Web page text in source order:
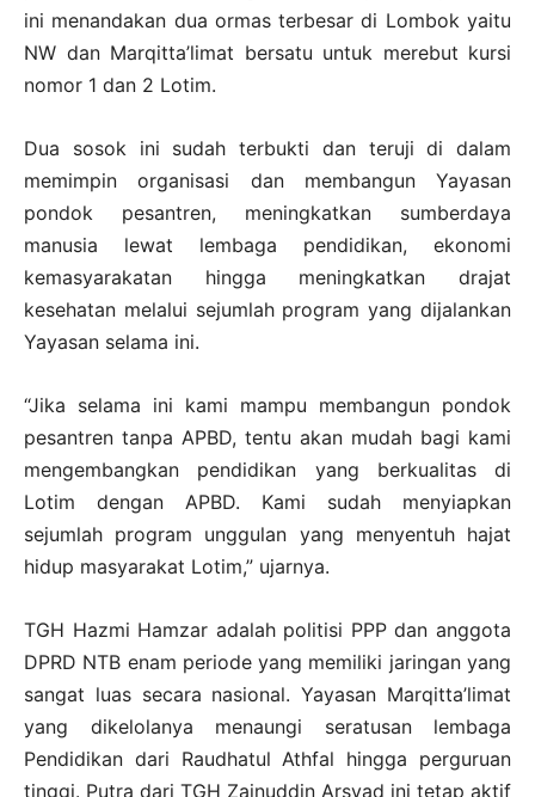
ini menandakan dua ormas terbesar di Lombok yaitu
NW dan Marqitta’limat bersatu untuk merebut kursi
nomor 1 dan 2 Lotim.
Dua sosok ini sudah terbukti dan teruji di dalam
memimpin organisasi dan membangun Yayasan
pondok pesantren, meningkatkan sumberdaya
manusia lewat lembaga pendidikan, ekonomi
kemasyarakatan hingga meningkatkan drajat
kesehatan melalui sejumlah program yang dijalankan
Yayasan selama ini.
“Jika selama ini kami mampu membangun pondok
pesantren tanpa APBD, tentu akan mudah bagi kami
mengembangkan pendidikan yang berkualitas di
Lotim dengan APBD. Kami sudah menyiapkan
sejumlah program unggulan yang menyentuh hajat
hidup masyarakat Lotim,” ujarnya.
TGH Hazmi Hamzar adalah politisi PPP dan anggota
DPRD NTB enam periode yang memiliki jaringan yang
sangat luas secara nasional. Yayasan Marqitta’limat
yang dikelolanya menaungi seratusan lembaga
Pendidikan dari Raudhatul Athfal hingga perguruan
tinggi. Putra dari TGH Zainuddin Arsyad ini tetap aktif